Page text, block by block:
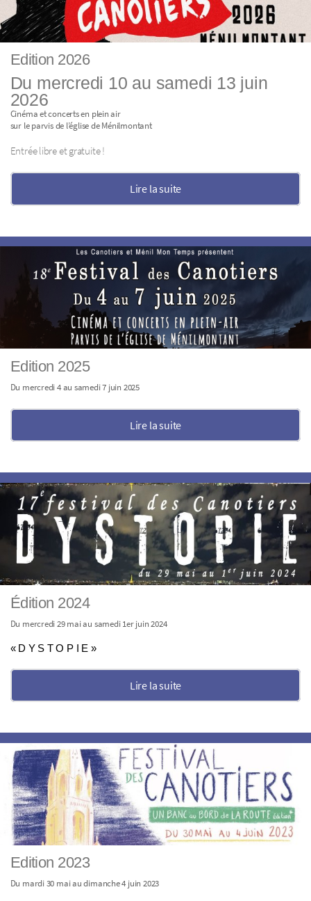
Edition 2026
Du mercredi 10 au samedi 13 juin
2026
Cinéma et concerts en plein air
sur le parvis de l’église de Ménilmontant
Entrée libre et gratuite !
Lire la suite
Edition 2025
Du mercredi 4 au samedi 7 juin 2025
Lire la suite
Édition 2024
Du mercredi 29 mai au samedi 1er juin 2024
« D Y S T O P I E »
Lire la suite
Edition 2023
Du mardi 30 mai au dimanche 4 juin 2023